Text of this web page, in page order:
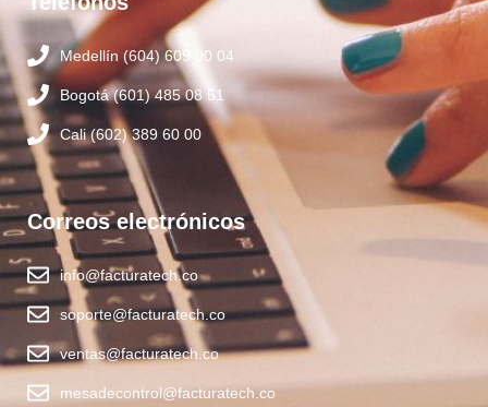
Medellín (604) 609 00 04
Bogotá (601) 485 08 51
Cali (602) 389 60 00
Correos electrónicos
info@facturatech.co
soporte@facturatech.co
ventas@facturatech.co
mesadecontrol@facturatech.co